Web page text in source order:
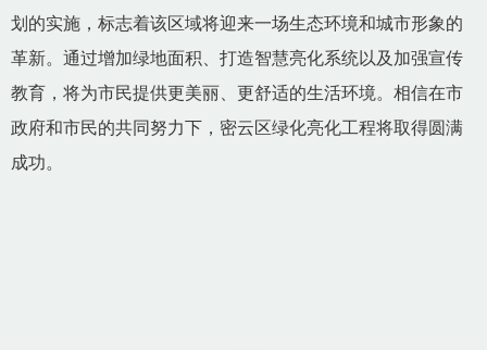
划的实施，标志着该区域将迎来一场生态环境和城市形象的
革新。通过增加绿地面积、打造智慧亮化系统以及加强宣传
教育，将为市民提供更美丽、更舒适的生活环境。相信在市
政府和市民的共同努力下，密云区绿化亮化工程将取得圆满
成功。